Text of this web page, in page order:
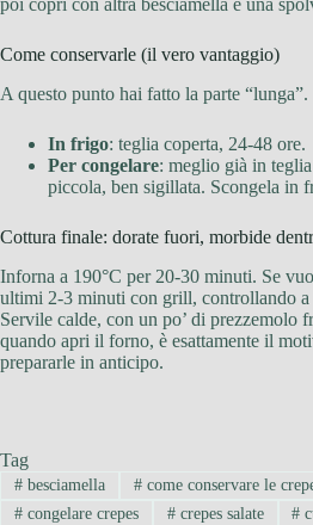
poi copri con altra besciamella e una
Come conservarle (il vero vantaggio)
A questo punto hai fatto la parte “lunga”.
In frigo: teglia coperta, 24-48 ore.
Per congelare: meglio già in
piccola, ben sigillata. Scongela in
Cottura finale: dorate fuori, morbide
Inforna a 190°C per 20-30 minuti. Se
ultimi 2-3 minuti con grill, controllando a
Servile calde, con un po’ di prezzemolo
quando apri il forno, è esattamente il
prepararle in anticipo.
Tag
#besciamella #come conservare le
#congelare crepes #crepes salate #